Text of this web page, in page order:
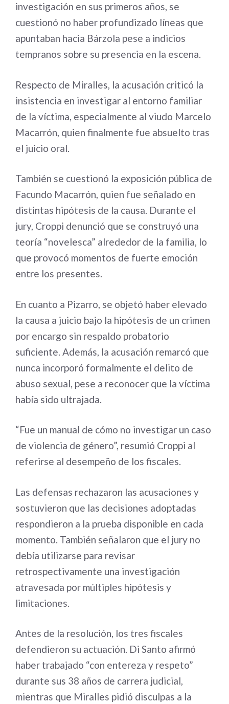
investigación en sus primeros años, se
cuestionó no haber profundizado líneas que
apuntaban hacia Bárzola pese a indicios
tempranos sobre su presencia en la escena.
Respecto de Miralles, la acusación criticó la
insistencia en investigar al entorno familiar
de la víctima, especialmente al viudo Marcelo
Macarrón, quien finalmente fue absuelto tras
el juicio oral.
También se cuestionó la exposición pública de
Facundo Macarrón, quien fue señalado en
distintas hipótesis de la causa. Durante el
jury, Croppi denunció que se construyó una
teoría “novelesca” alrededor de la familia, lo
que provocó momentos de fuerte emoción
entre los presentes.
En cuanto a Pizarro, se objetó haber elevado
la causa a juicio bajo la hipótesis de un crimen
por encargo sin respaldo probatorio
suficiente. Además, la acusación remarcó que
nunca incorporó formalmente el delito de
abuso sexual, pese a reconocer que la víctima
había sido ultrajada.
“Fue un manual de cómo no investigar un caso
de violencia de género”, resumió Croppi al
referirse al desempeño de los fiscales.
Las defensas rechazaron las acusaciones y
sostuvieron que las decisiones adoptadas
respondieron a la prueba disponible en cada
momento. También señalaron que el jury no
debía utilizarse para revisar
retrospectivamente una investigación
atravesada por múltiples hipótesis y
limitaciones.
Antes de la resolución, los tres fiscales
defendieron su actuación. Di Santo afirmó
haber trabajado “con entereza y respeto”
durante sus 38 años de carrera judicial,
mientras que Miralles pidió disculpas a la